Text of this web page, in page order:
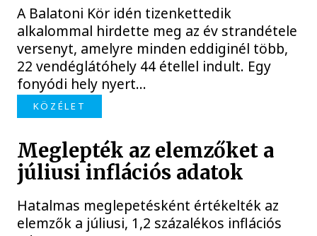
A Balatoni Kör idén tizenkettedik
alkalommal hirdette meg az év strandétele
versenyt, amelyre minden eddiginél több,
22 vendéglátóhely 44 étellel indult. Egy
fonyódi hely nyert...
KÖZÉLET
Meglepték az elemzőket a
júliusi inflációs adatok
Hatalmas meglepetésként értékelték az
elemzők a júliusi, 1,2 százalékos inflációs